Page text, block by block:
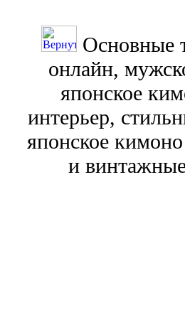
Основные
онлайн,
японское
интерьер,
японское
и